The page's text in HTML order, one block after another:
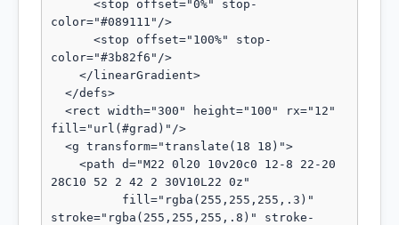
color="#089111"/>
color="#3b82f6"/>
fill="url(#grad)"/>
28C10 52 2 42 2 30V10L22 0z"
stroke="rgba(255,255,255,.8)" stroke-